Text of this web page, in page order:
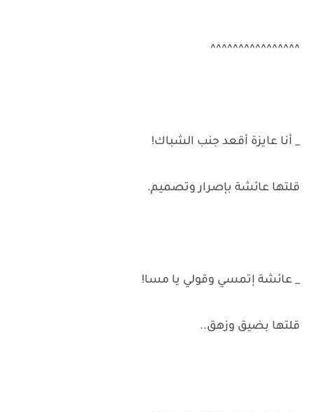
^^^^^^^^^^^^^^^^
_ أنا عايزة أقعد جنب الشباك!
قلتها عائشة بإصرار وتصميم.
_ عائشة إتمسي وقولي يا مسا!
قلتها بضيق وزهق..